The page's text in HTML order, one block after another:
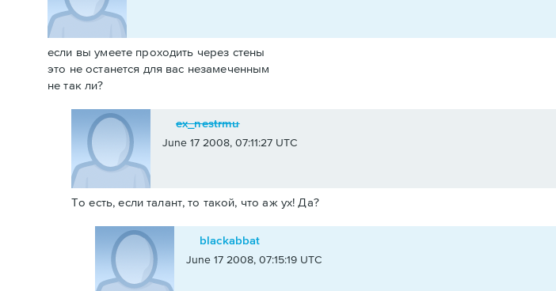
если вы умеете проходить через стены
это не останется для вас незамеченным
не так ли?
ex_nestrmu
June 17 2008, 07:11:27 UTC
То есть, если талант, то такой, что аж ух! Да?
blackabbat
June 17 2008, 07:15:19 UTC